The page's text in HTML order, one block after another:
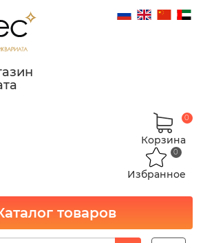
Корзина
0
Избранное
0
товаров